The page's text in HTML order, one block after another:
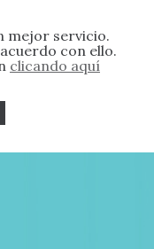
mejor servicio.
con ello.
clicando aquí